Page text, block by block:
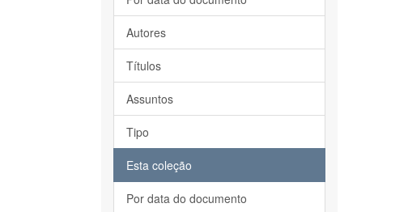
Autores
Títulos
Assuntos
Tipo
Esta coleção
Por data do documento